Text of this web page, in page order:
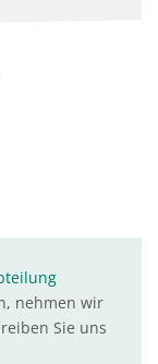
nehmen wir
Sie uns